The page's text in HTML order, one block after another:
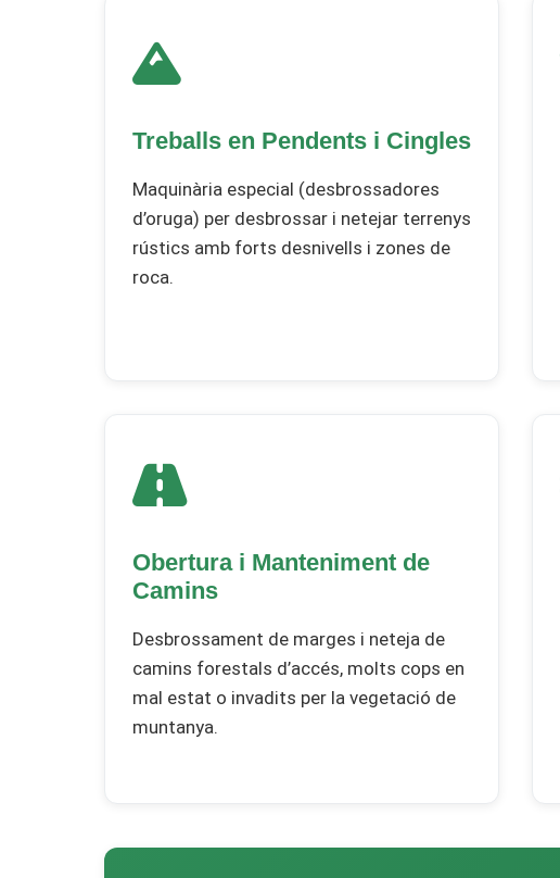
Treballs en Pendents i Cingles
Maquinària especial (desbrossadores
d’oruga) per desbrossar i netejar terrenys
rústics amb forts desnivells i zones de
roca.
Obertura i Manteniment de
Camins
Desbrossament de marges i neteja de
camins forestals d’accés, molts cops en
mal estat o invadits per la vegetació de
muntanya.